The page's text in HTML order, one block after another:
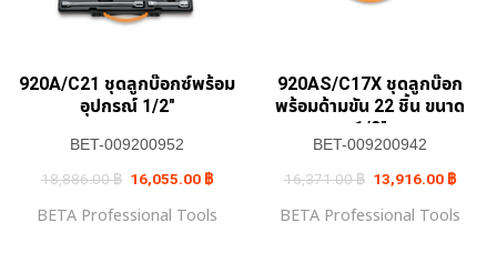
920A/C21 ชุดลูกบ๊อกซ์พร้อม
อุปกรณ์ 1/2″
BET-009200952
18,886.00฿ Original
price
18,886.00 ฿.
16,055.00 ฿Current
price
16,055.00 ฿.
BETA Professional Tools
920AS/C17X ชุดลูกบ๊อก
พร้อมด้ามขัน 22 ชิ้น ขนาด
1/2″
BET-009200942
16,371.00฿ Original
price
16,371.00 ฿.
13,916.00 ฿price
BETA Professional Tools